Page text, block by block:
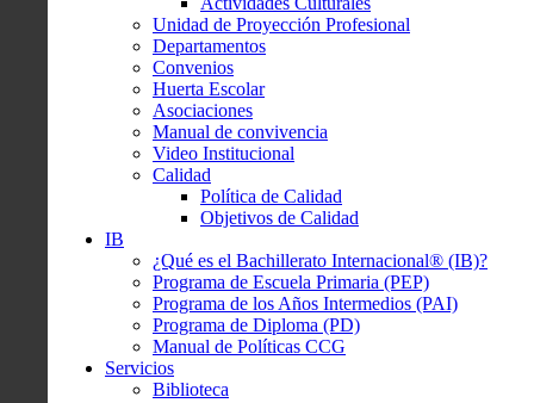
Unidad de Proyección Profesional
Departamentos
Convenios
Huerta Escolar
Asociaciones
Manual de convivencia
Video Institucional
Calidad
Política de Calidad
Objetivos de Calidad
IB
¿Qué es el Bachillerato Internacional® (IB)?
Programa de Escuela Primaria (PEP)
Programa de los Años Intermedios (PAI)
Programa de Diploma (PD)
Manual de Políticas CCG
Servicios
Biblioteca